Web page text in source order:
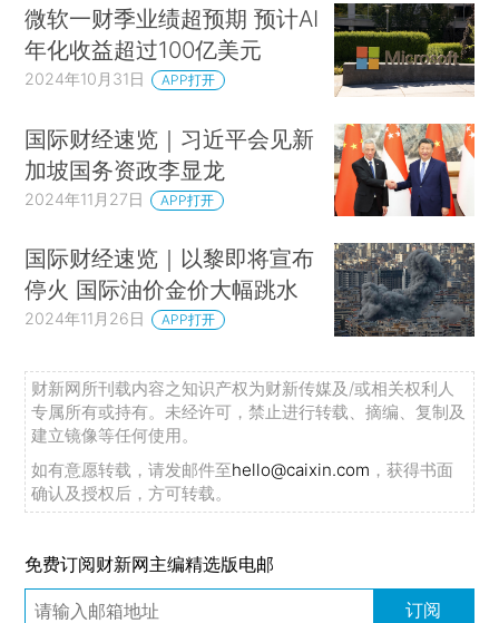
微软一财季业绩超预期 预计AI
年化收益超过100亿美元
2024年10月31日 APP打开
国际财经速览｜习近平会见新
加坡国务资政李显龙
2024年11月27日 APP打开
国际财经速览｜以黎即将宣布
停火 国际油价金价大幅跳水
2024年11月26日 APP打开
财新网所刊载内容之知识产权为财新传媒及/或相关权利人
专属所有或持有。未经许可，禁止进行转载、摘编、复制及
建立镜像等任何使用。
如有意愿转载，请发邮件至hello@caixin.com ，获得书面
确认及授权后，方可转载。
免费订阅财新网主编精选版电邮
订阅